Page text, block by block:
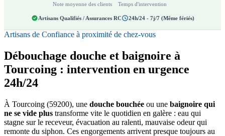
Note moyenne des clients Temps d'intervention
Artisans Qualifiés / Assurances RC 24h/24 - 7j/7 (Même fériés)
Artisans de Confiance à proximité de chez-vous
Débouchage douche et baignoire à
Tourcoing : intervention en urgence
24h/24
À Tourcoing (59200), une douche bouchée ou une baignoire qui
ne se vide plus transforme vite le quotidien en galère : eau qui
stagne sur le receveur, évacuation au ralenti, mauvaise odeur qui
remonte du siphon. Ces engorgements arrivent presque toujours au